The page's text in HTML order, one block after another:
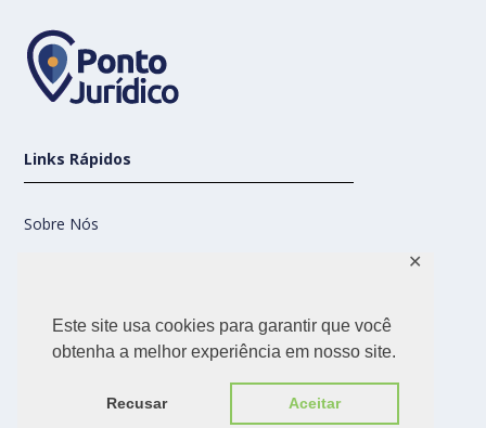
Este site usa cookies para garantir que você
obtenha a melhor experiência em nosso site.
Recusar Aceitar
✕
Links Rápidos
Sobre Nós
Nossas Redes